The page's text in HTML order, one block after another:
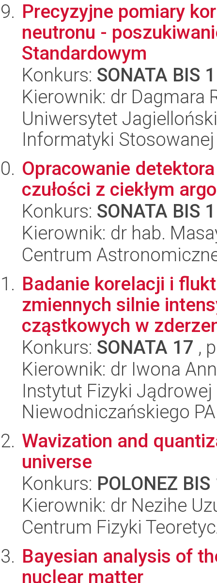
Precyzyjne pomiary
neutronu -
Standardowym
Konkurs: SONATA BIS
Kierownik: dr Dagmara
Uniwersytet
Informatyki Stosowanej
Opracowanie
czułości z ciekłym
Konkurs: SONATA BIS
Kierownik: dr hab.
Centrum
Badanie korelacji i
zmiennych silnie
cząstkowych w
Konkurs: SONATA 17 ,
Kierownik: dr Iwona
Instytut Fizyki
Niewodniczańskiego
Wavization and
universe
Konkurs: POLONEZ BIS
Kierownik: dr Nezihe
Centrum Fizyki
Bayesian analysis of
nuclear matter